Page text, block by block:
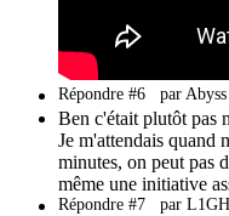
Répondre #6 par
Ben c'était plutôt pas
Je m'attendais quand
minutes, on peut pas
même une initiative
Répondre #7 par